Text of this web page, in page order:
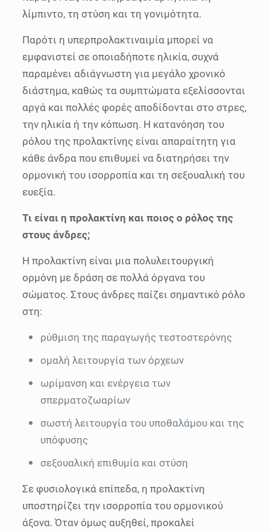
λίμπιντο, τη στύση και τη γονιμότητα.
Παρότι η υπερπρολακτιναιμία μπορεί να
εμφανιστεί σε οποιαδήποτε ηλικία, συχνά
παραμένει αδιάγνωστη για μεγάλο χρονικό
διάστημα, καθώς τα συμπτώματα εξελίσσονται
αργά και πολλές φορές αποδίδονται στο στρες,
την ηλικία ή την κόπωση. Η κατανόηση του
ρόλου της προλακτίνης είναι απαραίτητη για
κάθε άνδρα που επιθυμεί να διατηρήσει την
ορμονική του ισορροπία και τη σεξουαλική του
ευεξία.
Τι είναι η προλακτίνη και ποιος ο ρόλος της
στους άνδρες;
Η προλακτίνη είναι μια πολυλειτουργική
ορμόνη με δράση σε πολλά όργανα του
σώματος. Στους άνδρες παίζει σημαντικό ρόλο
στη:
ρύθμιση της παραγωγής τεστοστερόνης
ομαλή λειτουργία των όρχεων
ωρίμανση και ενέργεια των
σπερματοζωαρίων
σωστή λειτουργία του υποθαλάμου και της
υπόφυσης
σεξουαλική επιθυμία και στύση
Σε φυσιολογικά επίπεδα, η προλακτίνη
υποστηρίζει την ισορροπία του ορμονικού
άξονα. Όταν όμως αυξηθεί, προκαλεί